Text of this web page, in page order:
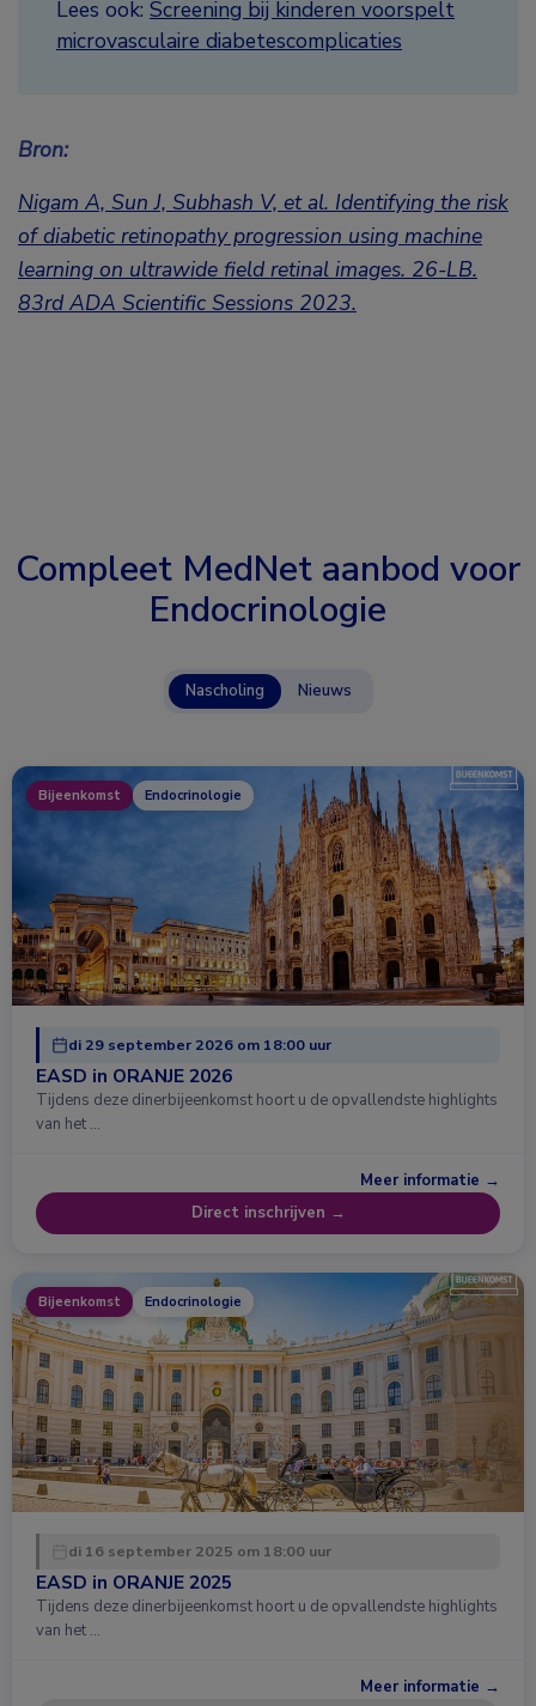
Lees ook: Screening bij kinderen voorspelt
microvasculaire diabetescomplicaties
Bron:
Nigam A, Sun J, Subhash V, et al. Identifying the risk
of diabetic retinopathy progression using machine
learning on ultrawide field retinal images. 26-LB.
83rd ADA Scientific Sessions 2023.
Compleet MedNet aanbod voor
Endocrinologie
Nascholing Nieuws
Bijeenkomst Endocrinologie
di 29 september 2026 om 18:00 uur
EASD in ORANJE 2026
Tijdens deze dinerbijeenkomst hoort u de opvallendste highlights
van het …
Meer informatie →
Direct inschrijven →
Bijeenkomst Endocrinologie
di 16 september 2025 om 18:00 uur
EASD in ORANJE 2025
Tijdens deze dinerbijeenkomst hoort u de opvallendste highlights
van het …
Meer informatie →